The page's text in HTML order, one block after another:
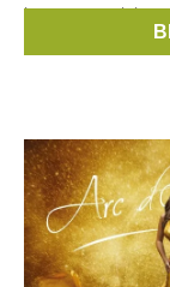
horecamaterialen